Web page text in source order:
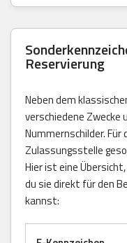
Reservierung
Neben dem
verschiedene Zwecke
Nummernschilder. Für
Zulassungsstelle
Hier ist eine
du sie direkt für den
kannst: